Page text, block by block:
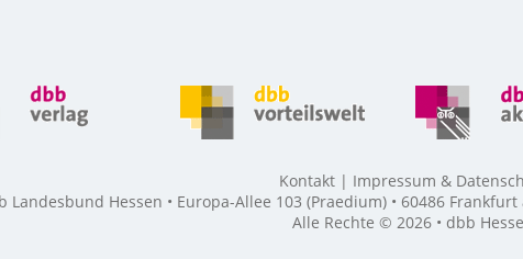
Kontakt
Impressum &
Landesbund Hessen • Europa-Allee 103 (Praedium) • 60486 Frankfurt
Alle Rechte © 2026 • dbb